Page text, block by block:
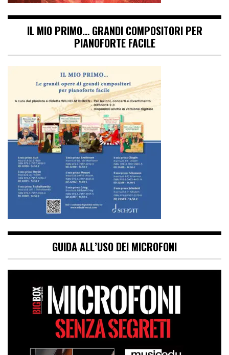
IL MIO PRIMO… GRANDI COMPOSITORI PER
PIANOFORTE FACILE
GUIDA ALL’USO DEI MICROFONI